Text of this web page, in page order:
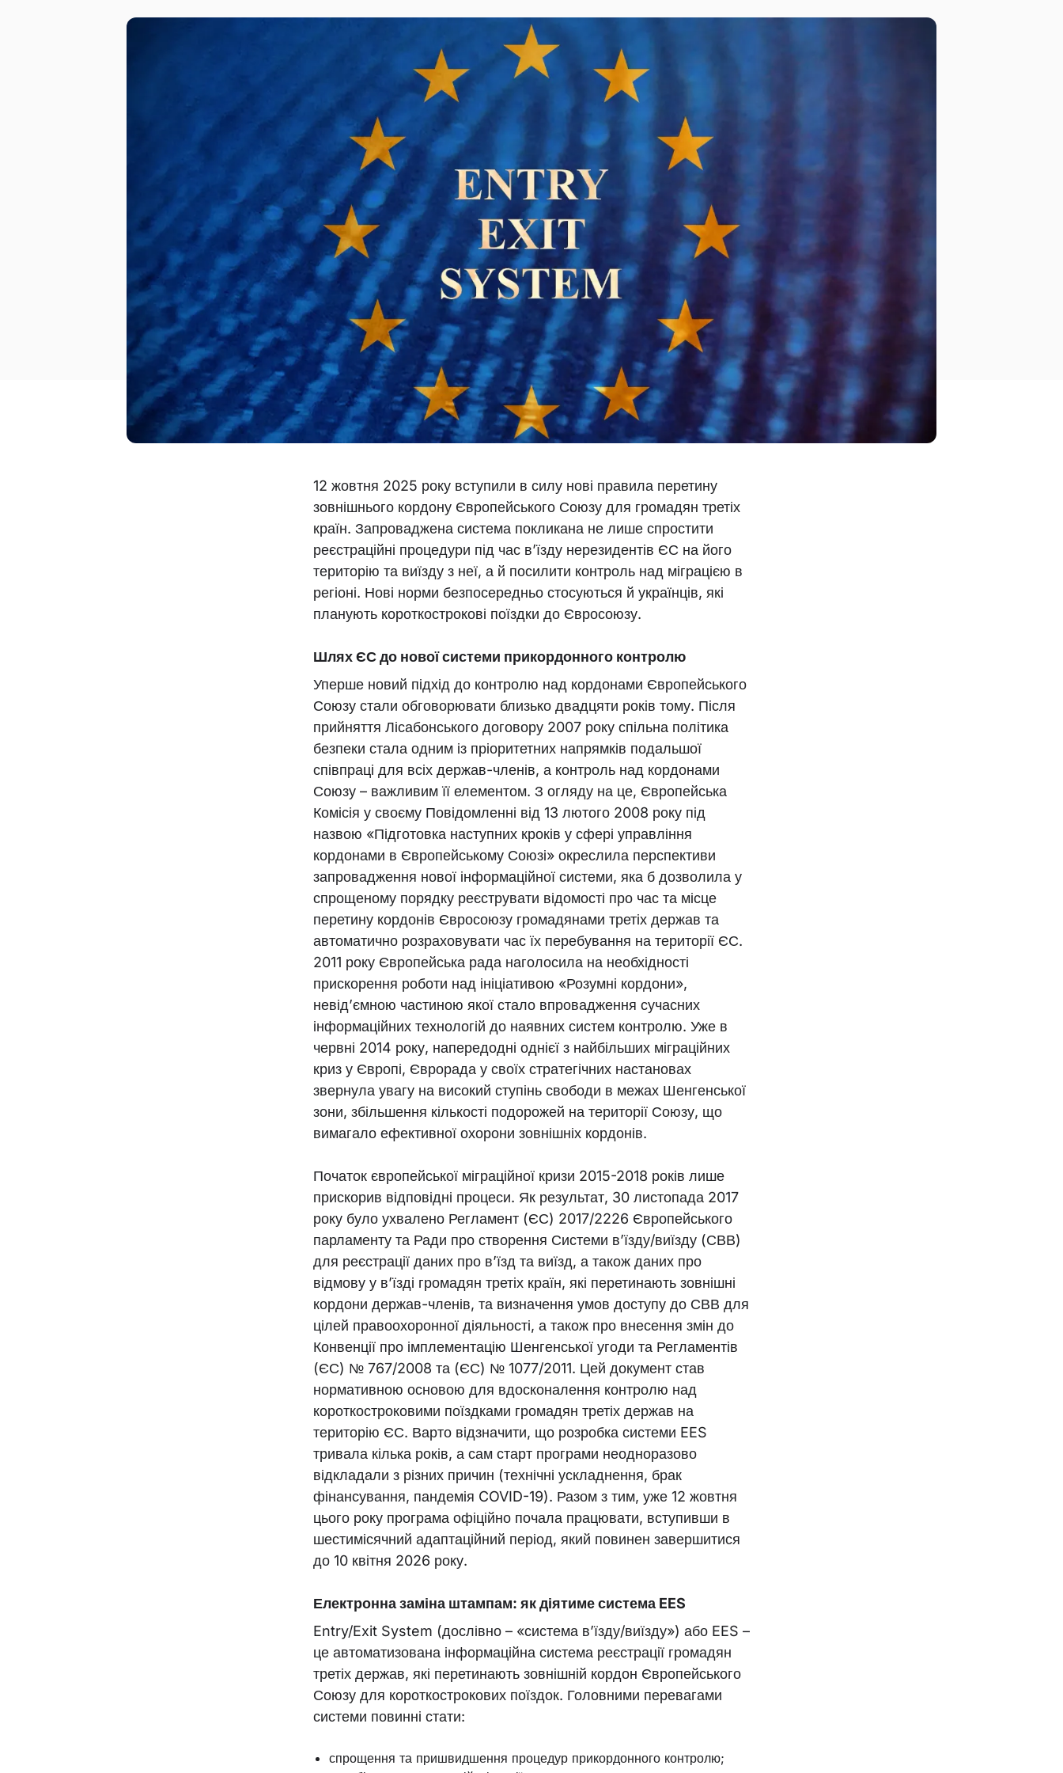
12 жовтня 2025 року вступили в силу нові правила перетину
зовнішнього кордону Європейського Союзу для громадян третіх
країн. Запроваджена система покликана не лише спростити
реєстраційні процедури під час в’їзду нерезидентів ЄС на його
територію та виїзду з неї, а й посилити контроль над міграцією в
регіоні. Нові норми безпосередньо стосуються й українців, які
планують короткострокові поїздки до Євросоюзу.
Шлях ЄС до нової системи прикордонного контролю
Уперше новий підхід до контролю над кордонами Європейського
Союзу стали обговорювати близько двадцяти років тому. Після
прийняття Лісабонського договору 2007 року спільна політика
безпеки стала одним із пріоритетних напрямків подальшої
співпраці для всіх держав-членів, а контроль над кордонами
Союзу – важливим її елементом. З огляду на це, Європейська
Комісія у своєму Повідомленні від 13 лютого 2008 року під
назвою «Підготовка наступних кроків у сфері управління
кордонами в Європейському Союзі» окреслила перспективи
запровадження нової інформаційної системи, яка б дозволила у
спрощеному порядку реєструвати відомості про час та місце
перетину кордонів Євросоюзу громадянами третіх держав та
автоматично розраховувати час їх перебування на території ЄС.
2011 року Європейська рада наголосила на необхідності
прискорення роботи над ініціативою «Розумні кордони»,
невід’ємною частиною якої стало впровадження сучасних
інформаційних технологій до наявних систем контролю. Уже в
червні 2014 року, напередодні однієї з найбільших міграційних
криз у Європі, Єврорада у своїх стратегічних настановах
звернула увагу на високий ступінь свободи в межах Шенгенської
зони, збільшення кількості подорожей на території Союзу, що
вимагало ефективної охорони зовнішніх кордонів.
Початок європейської міграційної кризи 2015-2018 років лише
прискорив відповідні процеси. Як результат, 30 листопада 2017
року було ухвалено Регламент (ЄС) 2017/2226 Європейського
парламенту та Ради про створення Системи в’їзду/виїзду (СВВ)
для реєстрації даних про в’їзд та виїзд, а також даних про
відмову у в’їзді громадян третіх країн, які перетинають зовнішні
кордони держав-членів, та визначення умов доступу до СВВ для
цілей правоохоронної діяльності, а також про внесення змін до
Конвенції про імплементацію Шенгенської угоди та Регламентів
(ЄС) № 767/2008 та (ЄС) № 1077/2011. Цей документ став
нормативною основою для вдосконалення контролю над
короткостроковими поїздками громадян третіх держав на
територію ЄС. Варто відзначити, що розробка системи EES
тривала кілька років, а сам старт програми неодноразово
відкладали з різних причин (технічні ускладнення, брак
фінансування, пандемія COVID-19). Разом з тим, уже 12 жовтня
цього року програма офіційно почала працювати, вступивши в
шестимісячний адаптаційний період, який повинен завершитися
до 10 квітня 2026 року.
Електронна заміна штампам: як діятиме система EES
Entry/Exit System (дослівно – «система в’їзду/виїзду») або EES –
це автоматизована інформаційна система реєстрації громадян
третіх держав, які перетинають зовнішній кордон Європейського
Союзу для короткострокових поїздок. Головними перевагами
системи повинні стати:
спрощення та пришвидшення процедур прикордонного контролю;